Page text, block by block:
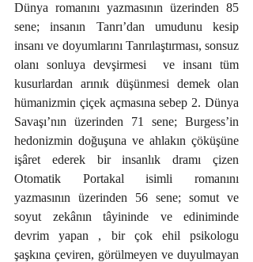
Dünya romanını yazmasının üzerinden 85
sene; insanın Tanrı’dan umudunu kesip
insanı ve doyumlarını Tanrılaştırması, sonsuz
olanı sonluya devşirmesi  ve insanı tüm
kusurlardan arınık düşünmesi demek olan
hümanizmin çiçek açmasına sebep 2. Dünya
Savaşı’nın üzerinden 71 sene; Burgess’in
hedonizmin doğuşuna ve ahlakın çöküşüne
işâret ederek bir insanlık dramı çizen
Otomatik Portakal isimli romanını
yazmasının üzerinden 56 sene; somut ve
soyut zekânın tâyininde ve ediniminde
devrim yapan , bir çok ehil psikologu
şaşkına çeviren, görülmeyen ve duyulmayan